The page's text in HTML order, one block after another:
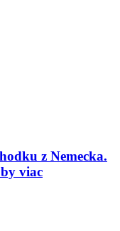
z Nemecka.
viac